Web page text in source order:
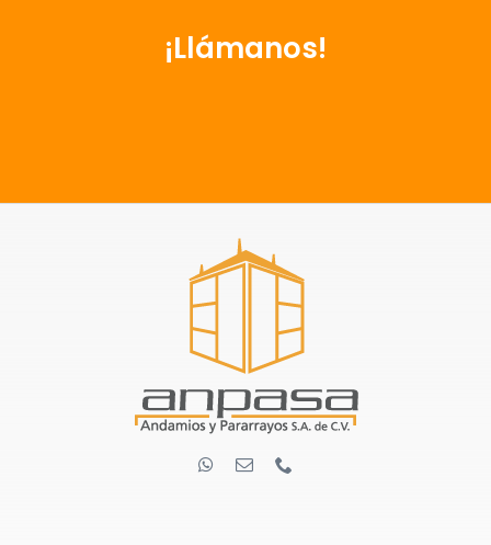
¡Llámanos!